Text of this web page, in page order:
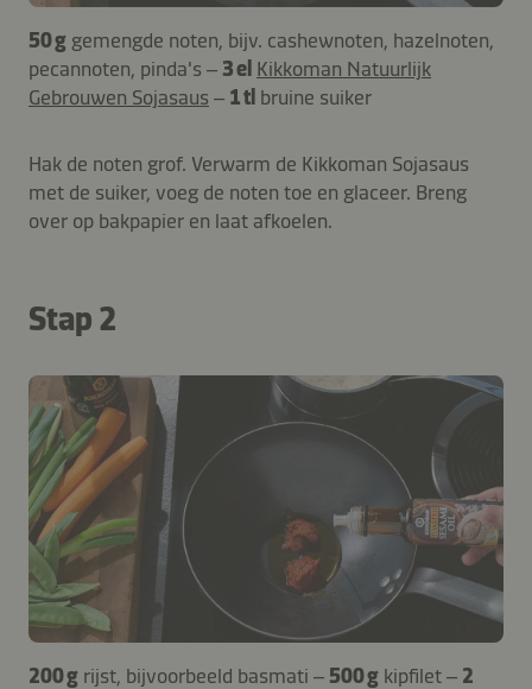
50 g gemengde noten, bijv. cashewnoten, hazelnoten,
pecannoten, pinda's – 3 el Kikkoman Natuurlijk
Gebrouwen Sojasaus – 1 tl bruine suiker
Hak de noten grof. Verwarm de Kikkoman Sojasaus
met de suiker, voeg de noten toe en glaceer. Breng
over op bakpapier en laat afkoelen.
Stap 2
200 g rijst, bijvoorbeeld basmati – 500 g kipfilet – 2